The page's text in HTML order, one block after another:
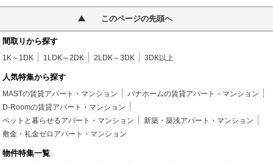
このページの先頭へ
間取りから探す
1K～1DK 1LDK～2DK 2LDK～3DK 3DK以上
人気特集から探す
MASTの賃貸アパート・マンション
パナホームの賃貸アパート・マンション
D-Roomの賃貸アパート・マンション
ペットと暮らせるアパート・マンション
新築・築浅アパート・マンション
敷金・礼金ゼロアパート・マンション
物件特集一覧